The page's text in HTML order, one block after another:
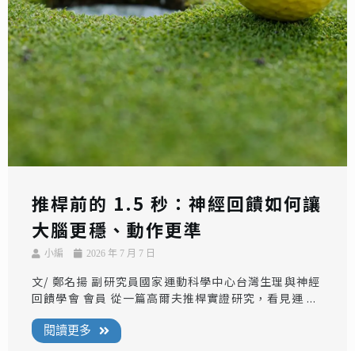
推桿前的 1.5 秒：神經回饋如何讓
大腦更穩、動作更準
小編 2026 年 7 月 7 日
文/ 鄭名揚 副研究員國家運動科學中心台灣生理與神經
回饋學會 會員 從一篇高爾夫推桿實證研究，看見運 ...
閱讀更多